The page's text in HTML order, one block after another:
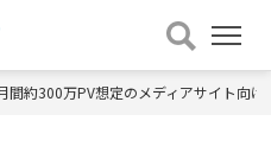
メ
ニュー
開
間約300万PV想定のメディアサイト向け